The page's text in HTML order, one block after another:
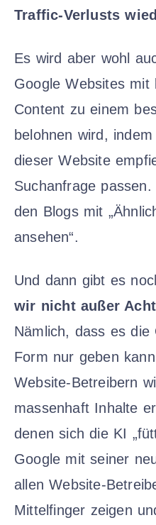
Traffic-Verlusts
Es wird aber wohl
Google Websites mit
Content zu einem
belohnen wird,
dieser Website
Suchanfrage
den Blogs mit
ansehen“.
Und dann gibt es
wir nicht außer
Nämlich, dass es
Form nur geben
Website-Betreibern
massenhaft Inhalte
denen sich die KI
Google mit seiner
allen Website-
Mittelfinger zeigen